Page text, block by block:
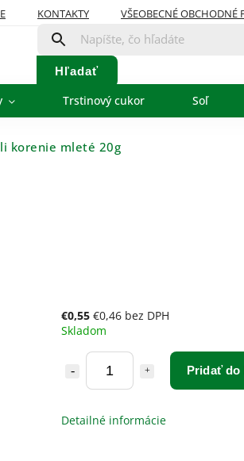
KONTAKTY VŠEOBECNÉ OBCHODNÉ
Hľadať
Trstinový cukor Soľ
korenie mleté 20g
€0,55 €0,46 bez DPH
Skladom
Pridať do
Detailné informácie